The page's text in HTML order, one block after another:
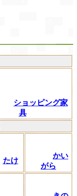
ショッピング家
具
たけ
かい
がら